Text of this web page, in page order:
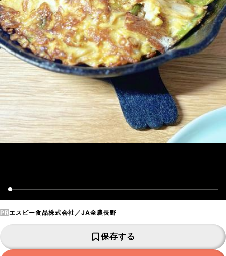
PRエスビー食品株式会社／JA全農長野
保存する